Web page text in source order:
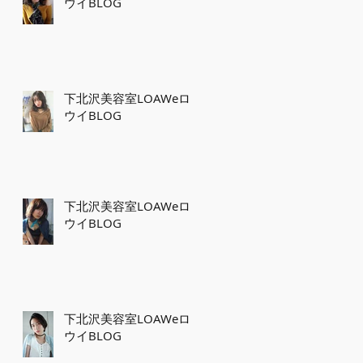
下北沢美容室LOAWeロ
ウイBLOG
下北沢美容室LOAWeロ
ウイBLOG
下北沢美容室LOAWeロ
ウイBLOG